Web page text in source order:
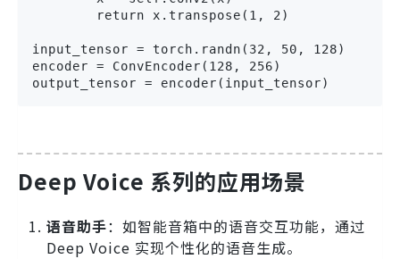
        return x.transpose(1, 2)
input_tensor = torch.randn(32, 50, 128)
encoder = ConvEncoder(128, 256)
output_tensor = encoder(input_tensor)
Deep Voice 系列的应用场景
语音助手：如智能音箱中的语音交互功能，通过
Deep Voice 实现个性化的语音生成。